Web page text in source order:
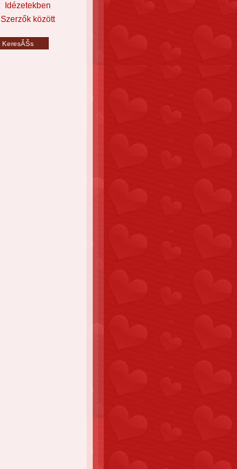
Idézetekben
Szerzők között